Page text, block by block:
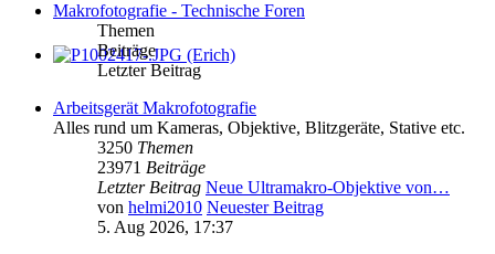
Makrofotografie - Technische Foren
Themen
Beiträge
Letzter Beitrag
Arbeitsgerät Makrofotografie
Alles rund um Kameras, Objektive, Blitzgeräte, Stative etc.
3250 Themen
23971 Beiträge
Letzter Beitrag Neue Ultramakro-Objektive von…
von helmi2010 Neuester Beitrag
5. Aug 2026, 17:37